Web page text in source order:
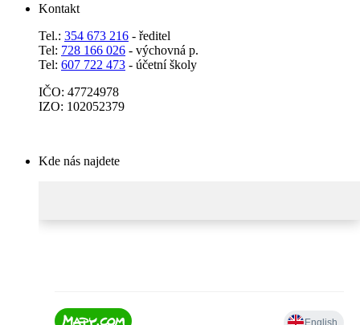
Kontakt
Tel.: 354 673 216 - ředitel
Tel: 728 166 026 - výchovná p.
Tel: 607 722 473 - účetní školy
IČO: 47724978
IZO: 102052379
Kde nás najdete